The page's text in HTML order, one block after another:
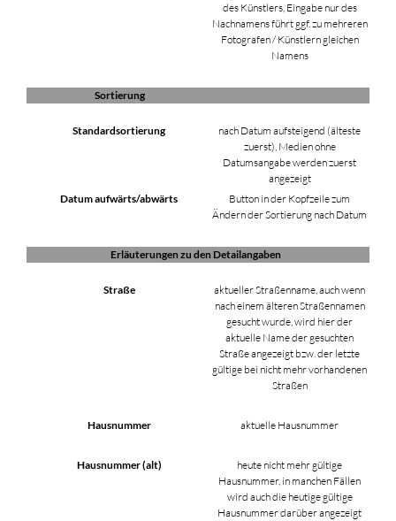
des Künstlers, Eingabe nur des
Nachnamens führt ggf. zu mehreren
Fotografen / Künstlern gleichen
Namens
Sortierung
Standardsortierung
nach Datum aufsteigend (älteste
zuerst), Medien ohne
Datumsangabe werden zuerst
angezeigt
Datum aufwärts/abwärts
Button in der Kopfzeile zum
Ändern der Sortierung nach Datum
Erläuterungen zu den Detailangaben
Straße
aktueller Straßenname, auch wenn
nach einem älteren Straßennamen
gesucht wurde, wird hier der
aktuelle Name der gesuchten
Straße angezeigt bzw. der letzte
gültige bei nicht mehr vorhandenen
Straßen
Hausnummer aktuelle Hausnummer
Hausnummer (alt)
heute nicht mehr gültige
Hausnummer, in manchen Fällen
wird auch die heutige gültige
Hausnummer darüber angezeigt